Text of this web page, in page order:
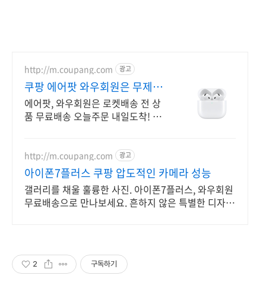
http://m.coupang.com 광고
쿠팡 에어팟 와우회원은 무제한
무료 배송
에어팟, 와우회원은 로켓배송 전 상
품 무료배송 오늘주문 내일도착! 꼭
http://m.coupang.com 광고
아이폰7플러스 쿠팡 압도적인 카메라 성능
갤러리를 채울 훌륭한 사진. 아이폰7플러스, 와우회원
무료배송으로 만나보세요. 흔하지 않은 특별한 디자
2 구독하기